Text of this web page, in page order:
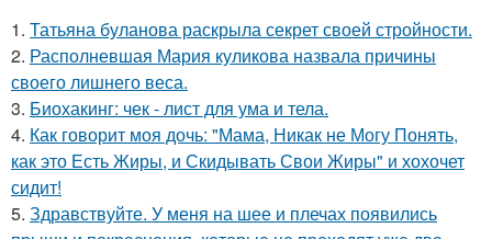
1. Татьяна буланова раскрыла секрет своей стройности.
2. Располневшая Мария куликова назвала причины
своего лишнего веса.
3. Биохакинг: чек - лист для ума и тела.
4. Как говорит моя дочь: "Мама, Никак не Могу Понять,
как это Есть Жиры, и Скидывать Свои Жиры" и хохочет
сидит!
5. Здравствуйте. У меня на шее и плечах появились